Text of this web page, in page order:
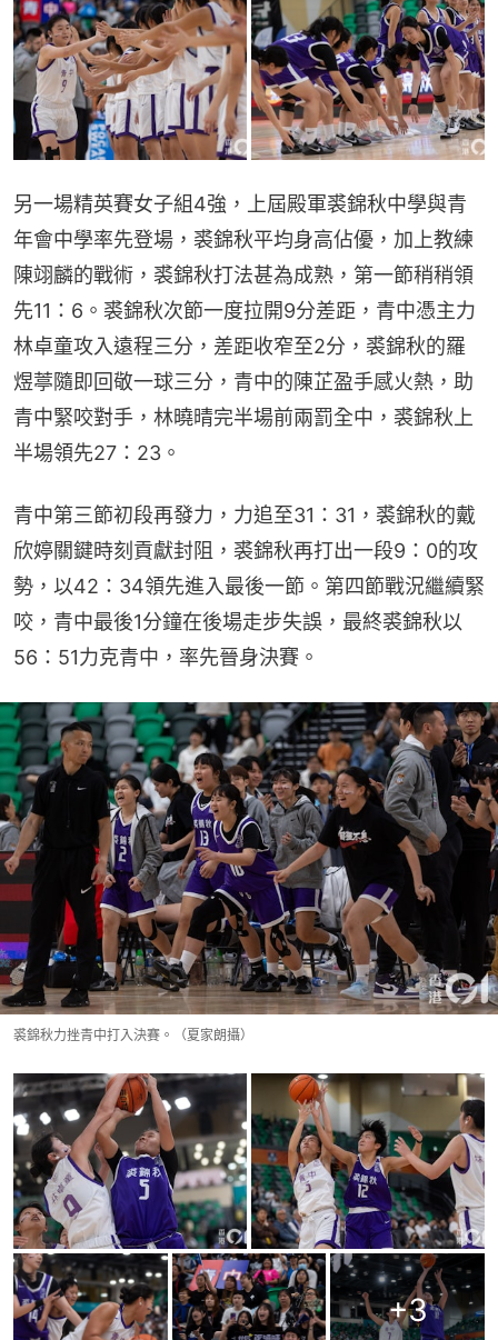
另一場精英賽女子組4強，上屆殿軍裘錦秋中學與青
年會中學率先登場，裘錦秋平均身高佔優，加上教練
陳翊麟的戰術，裘錦秋打法甚為成熟，第一節稍稍領
先11：6。裘錦秋次節一度拉開9分差距，青中憑主力
林卓童攻入遠程三分，差距收窄至2分，裘錦秋的羅
煜葶隨即回敬一球三分，青中的陳芷盈手感火熱，助
青中緊咬對手，林曉晴完半場前兩罰全中，裘錦秋上
半場領先27：23。
青中第三節初段再發力，力追至31：31，裘錦秋的戴
欣婷關鍵時刻貢獻封阻，裘錦秋再打出一段9：0的攻
勢，以42：34領先進入最後一節。第四節戰況繼續緊
咬，青中最後1分鐘在後場走步失誤，最終裘錦秋以
56：51力克青中，率先晉身決賽。
裘錦秋力挫青中打入決賽。（夏家朗攝）
+3